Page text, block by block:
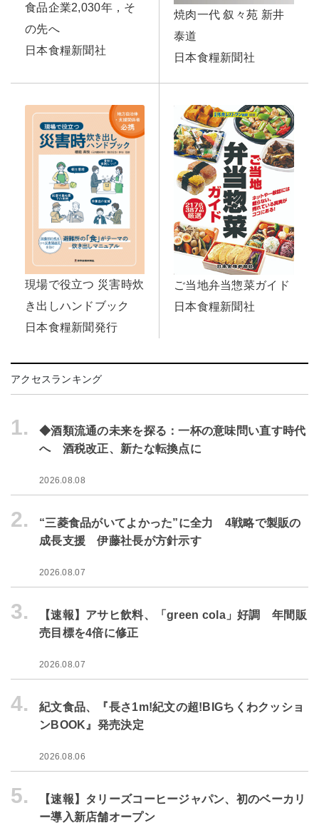
食品企業2,030年，そ
の先へ
日本食糧新聞社
焼肉一代 叙々苑 新井
泰道
日本食糧新聞社
現場で役立つ 災害時炊
き出しハンドブック
日本食糧新聞発行
ご当地弁当惣菜ガイド
日本食糧新聞社
アクセスランキング
1.
◆酒類流通の未来を探る：一杯の意味問い直す時代
へ 酒税改正、新たな転換点に
2026.08.08
2.
“三菱食品がいてよかった”に全力 4戦略で製販の
成長支援 伊藤社長が方針示す
2026.08.07
3.
【速報】アサヒ飲料、「green cola」好調 年間販
売目標を4倍に修正
2026.08.07
4.
紀文食品、『長さ1m!紀文の超!BIGちくわクッショ
ンBOOK』発売決定
2026.08.06
5.
【速報】タリーズコーヒージャパン、初のベーカリ
ー導入新店舗オープン